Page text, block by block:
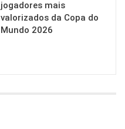
jogadores mais
valorizados da Copa do
Mundo 2026